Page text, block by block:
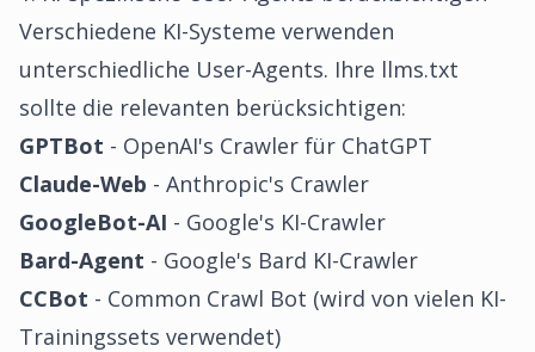
Verschiedene KI-Systeme verwenden
unterschiedliche User-Agents. Ihre llms.txt
sollte die relevanten berücksichtigen:
GPTBot - OpenAI's Crawler für ChatGPT
Claude-Web - Anthropic's Crawler
GoogleBot-AI - Google's KI-Crawler
Bard-Agent - Google's Bard KI-Crawler
CCBot - Common Crawl Bot (wird von vielen KI-
Trainingssets verwendet)